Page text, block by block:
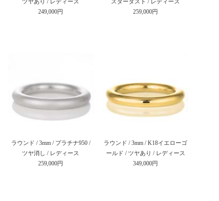
249,000円
259,000円
ラウンド / 3mm / プラチナ950 /
ツヤ消し / レディース
259,000円
ラウンド / 3mm / K18イエローゴ
ールド / ツヤあり / レディース
349,000円